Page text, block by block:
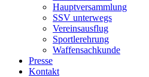
Hauptversammlung
SSV unterwegs
Vereinsausflug
Sportlerehrung
Waffensachkunde
Presse
Kontakt